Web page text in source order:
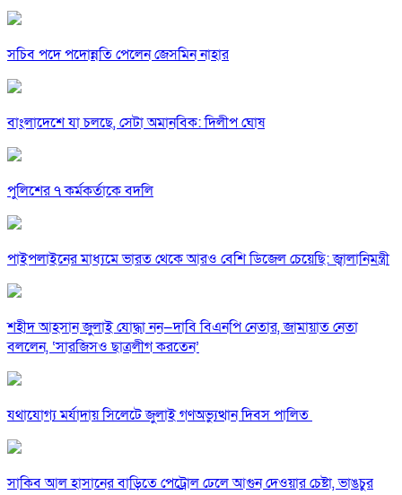
সচিব পদে পদোন্নতি পেলেন জেসমিন নাহার
বাংলাদেশে যা চলছে, সেটা অমানবিক: দিলীপ ঘোষ
পুলিশের ৭ কর্মকর্তাকে বদলি
পাইপলাইনের মাধ্যমে ভারত থেকে আরও বেশি ডিজেল চেয়েছি: জ্বালানিমন্ত্রী
শহীদ আহসান জুলাই যোদ্ধা নন—দাবি বিএনপি নেতার, জামায়াত নেতা
বললেন, ‘সারজিসও ছাত্রলীগ করতেন’
যথাযোগ্য মর্যাদায় সিলেটে জুলাই গণঅভ্যুত্থান দিবস পালিত
সাকিব আল হাসানের বাড়িতে পেট্রোল ঢেলে আগুন দেওয়ার চেষ্টা, ভাঙচুর